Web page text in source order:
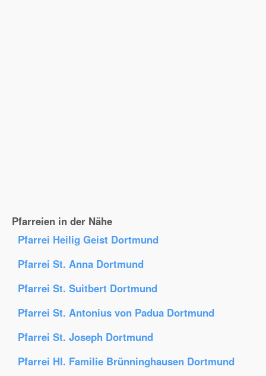
Pfarreien in der Nähe
Pfarrei Heilig Geist Dortmund
Pfarrei St. Anna Dortmund
Pfarrei St. Suitbert Dortmund
Pfarrei St. Antonius von Padua Dortmund
Pfarrei St. Joseph Dortmund
Pfarrei Hl. Familie Brünninghausen Dortmund